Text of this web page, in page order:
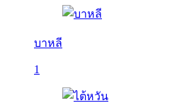
บาหลี
1